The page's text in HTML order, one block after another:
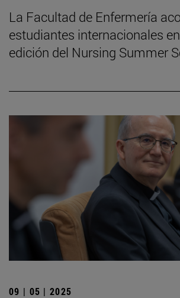
La Facultad de Enfermería
estudiantes internacionales
edición del Nursing Summer
09 | 05 | 2025